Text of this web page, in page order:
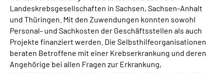
Landeskrebsgesellschaften in Sachsen, Sachsen-Anhalt
und Thüringen. Mit den Zuwendungen konnten sowohl
Personal- und Sachkosten der Geschäftsstellen als auch
Projekte finanziert werden. Die Selbsthilfeorganisationen
beraten Betroffene mit einer Krebserkrankung und deren
Angehörige bei allen Fragen zur Erkrankung,